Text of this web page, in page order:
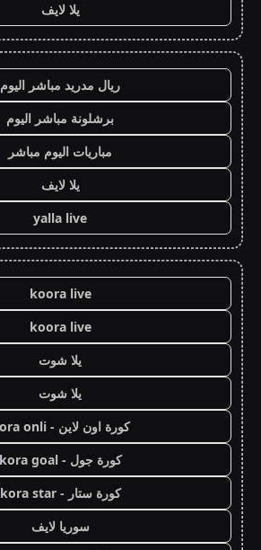
يلا لايف
ريال مدريد مباشر اليوم
برشلونة مباشر اليوم
مباريات اليوم مباشر
يلا لايف
yalla live
koora live
koora live
يلا شوت
يلا شوت
كورة اون لاين - kora onli
كورة جول - kora goal
كورة ستار - kora star
سوريا لايف